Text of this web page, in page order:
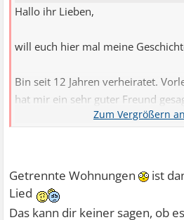
Hallo ihr Lieben,
will euch hier mal meine
Bin seit 12 Jahren verheiratet.
hat mir ein sehr guter Freund
verliebt habe. Meine Ehe war zu
dem Freund hatte ich über
Irgendwann habe ich mich dann
Nach ca. 2 Monaten, habe ich es
Getrennte Wohnungen
ist
Lied
Das kann dir keiner sagen, ob